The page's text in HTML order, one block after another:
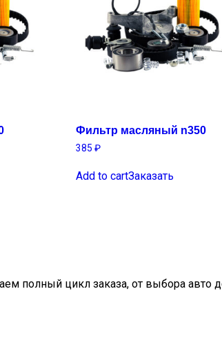
Фильтр масляный n350
385 ₽
Add to cartЗаказать
полный цикл заказа, от выбора авто